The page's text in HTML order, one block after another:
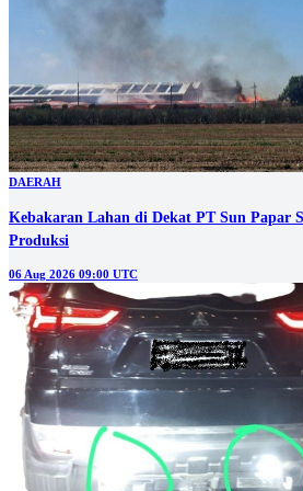
DAERAH
Kebakaran Lahan di Dekat PT Sun Papar
Produksi
06 Aug 2026 09:00 UTC